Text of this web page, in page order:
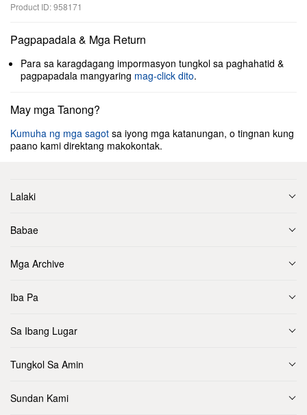
Product ID: 958171
Pagpapadala & Mga Return
Para sa karagdagang impormasyon tungkol sa paghahatid &
pagpapadala mangyaring mag-click dito.
May mga Tanong?
Kumuha ng mga sagot sa iyong mga katanungan, o tingnan kung
paano kami direktang makokontak.
Lalaki
Babae
Mga Archive
Iba Pa
Sa Ibang Lugar
Tungkol Sa Amin
Sundan Kami